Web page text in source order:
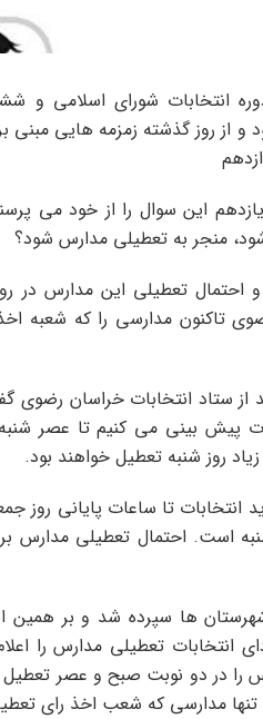
انتخابات شورای اسلامی و
برگزار می شود و از روز گذشته زمزمه
یازدهم این سوال را از خود می
تعطیلی این مدارس در
تاکنون مدارسی را که شعبه
از ستاد انتخابات خراسان
پیش بینی می کنیم تا عصر
روز شنبه تعطیل خواهند بود.
تا ساعات پایانی روز
است. احتمال تعطیلی مدارس
ها و شهرستان ها سپرده شد و بر
انتخابات تعطیلی مدارس را
را در دو نوبت صبح و عصر
مدارسی که شعب اخذ رای